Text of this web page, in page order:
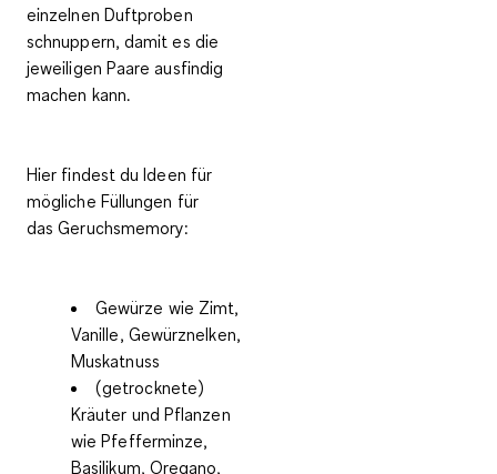
einzelnen Duftproben
schnuppern, damit es die
jeweiligen Paare ausfindig
machen kann.
Hier findest du Ideen für
mögliche Füllungen für
dasGeruchsmemory:
Gewürze wie Zimt,
Vanille, Gewürznelken,
Muskatnuss
(getrocknete)
Kräuter und Pflanzen
wie Pfefferminze,
Basilikum, Oregano,